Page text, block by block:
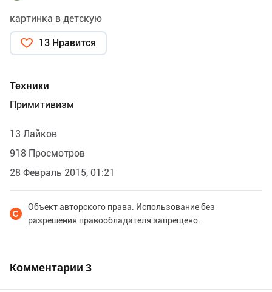
картинка в детскую
13 Нравится
Техники
Примитивизм
13 Лайков
918 Просмотров
28 Февраль 2015, 01:21
Объект авторского права. Использование без
разрешения правообладателя запрещено.
Комментарии 3